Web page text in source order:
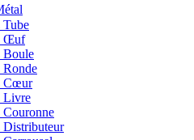
Tube
Œuf
Boule
Ronde
Cœur
Livre
Couronne
Distributeur